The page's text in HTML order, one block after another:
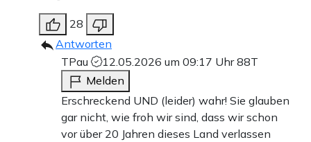
28
Antworten
TPau
12.05.2026 um 09:17 Uhr88T
Melden
Erschreckend UND (leider) wahr! Sie glauben
gar nicht, wie froh wir sind, dass wir schon
vor über 20 Jahren dieses Land verlassen